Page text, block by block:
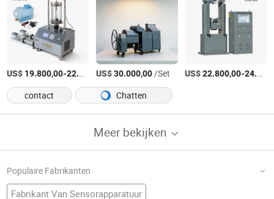
US$ 19.800,00-22.000,00 /Stuk
US$30.000,00/Set US$22.800,00-24.500,00
contact Chatten
Meer bekijken
Populaire Fabrikanten
Fabrikant Van Sensorapparatuur